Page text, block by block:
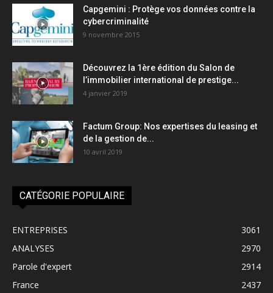
Capgemini : Protège vos données contre la
cybercriminalité
9 novembre 2015
Découvrez la 1ère édition du Salon de
l’immobilier international de prestige...
4 janvier 2019
Factum Group: Nos expertises du leasing et
de la gestion de...
10 avril 2019
CATÉGORIE POPULAIRE
ENTREPRISES
3061
ANALYSES
2970
Parole d'expert
2914
France
2437